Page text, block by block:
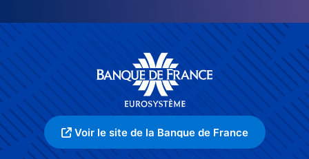
Voir le site de la Banque de France